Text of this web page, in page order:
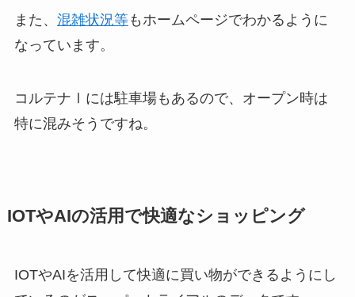
また、 混雑状況等もホームページでわかるように
なっています。
コルテナⅠには駐車場もあるので、オープン時は
特に混みそうですね。
IOTやAIの活用で快適なショッピング
IOTやAIを活用して快適に買い物ができるようにし